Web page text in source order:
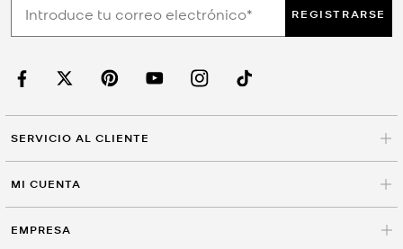
REGISTRARSE
SERVICIO AL CLIENTE
MI CUENTA
EMPRESA